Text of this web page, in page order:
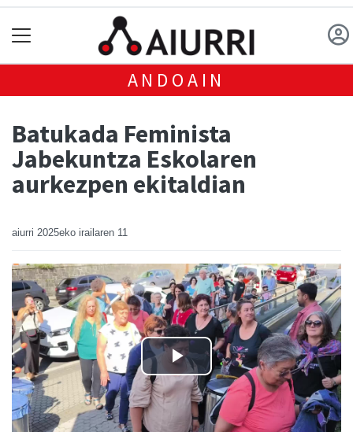
ANDOAIN
Batukada Feminista
Jabekuntza Eskolaren
aurkezpen ekitaldian
aiurri 2025eko irailaren 11